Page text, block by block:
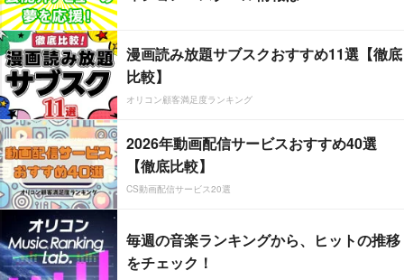
漫画読み放題サブスクおすすめ11選【徹底
比較】
オリコン顧客満足度ランキング
2026年動画配信サービスおすすめ40選
【徹底比較】
CS動画配信サービス20選
毎週の音楽ランキングから、ヒットの推移
をチェック！